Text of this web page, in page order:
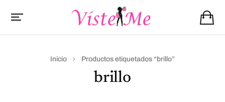
Inicio Productos etiquetados “brillo”
brillo